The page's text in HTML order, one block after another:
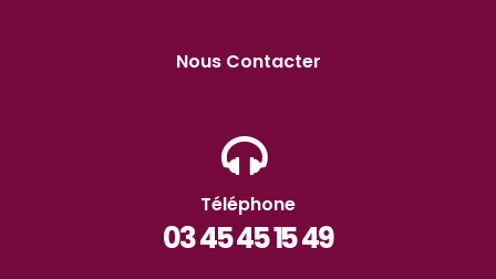
Nous Contacter
Téléphone
03 45 45 15 49